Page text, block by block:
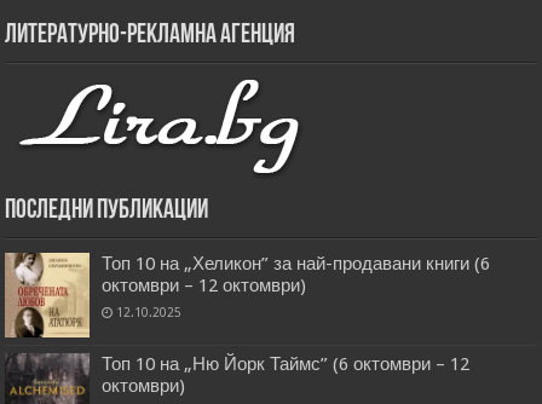
Литературно-рекламна агенция
Последни публикации
Топ 10 на „Хеликон” за най-продавани книги (6
октомври – 12 октомври)
12.10.2025
Топ 10 на „Ню Йорк Таймс” (6 октомври – 12
октомври)